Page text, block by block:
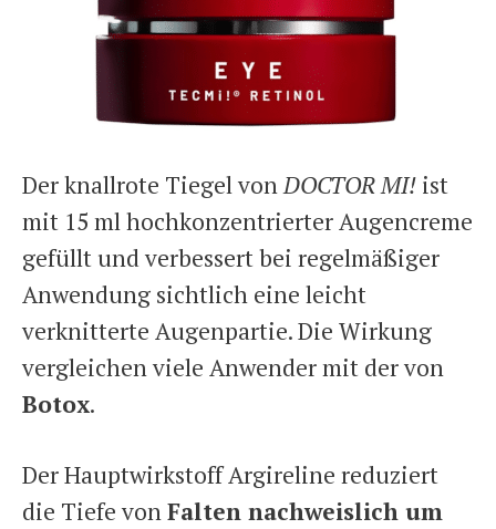
Der knallrote Tiegel vonDOCTOR MI! ist
mit 15 ml hochkonzentrierter Augencreme
gefüllt und verbessert bei regelmäßiger
Anwendung sichtlich eine leicht
verknitterte Augenpartie. Die Wirkung
vergleichen viele Anwender mit der von
Botox.
Der Hauptwirkstoff Argireline reduziert
die Tiefe vonFalten nachweislich um